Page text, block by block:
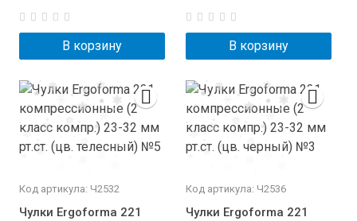
В корзину В корзину
Код артикула: Ч2532
Чулки Ergoforma 221
Код артикула: Ч2536
Чулки Ergoforma 221